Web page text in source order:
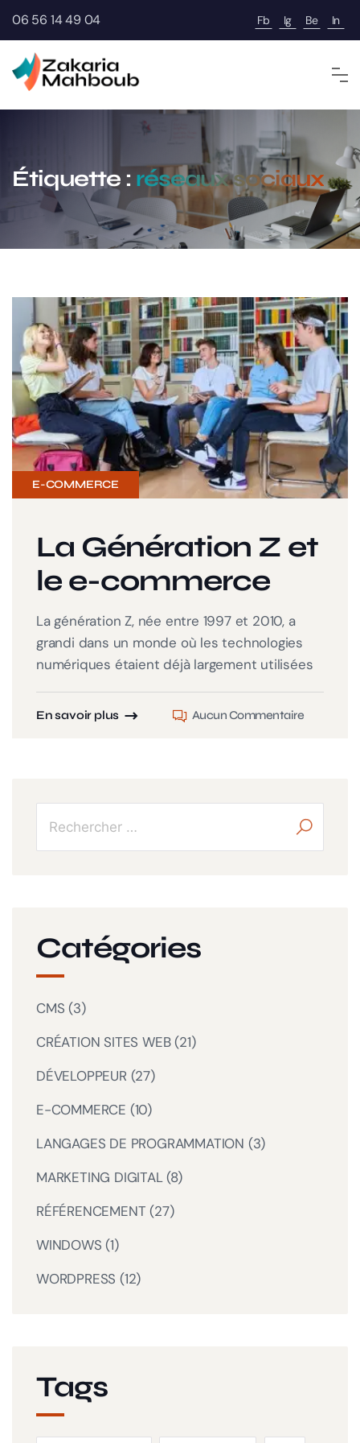
06 56 14 49 04 Fb Ig Be In
Étiquette : réseaux sociaux
E-COMMERCE
La Génération Z et
le e-commerce
La génération Z, née entre 1997 et 2010, a
grandi dans un monde où les technologies
numériques étaient déjà largement utilisées
En savoir plus Aucun Commentaire
Catégories
CMS (3)
CRÉATION SITES WEB(21)
DÉVELOPPEUR (27)
E-COMMERCE (10)
LANGAGES DE PROGRAMMATION (3)
MARKETING DIGITAL(8)
RÉFÉRENCEMENT (27)
WINDOWS (1)
WORDPRESS (12)
Tags